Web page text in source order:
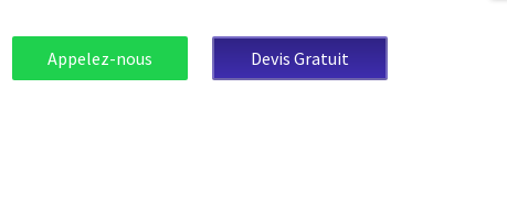
Devis Gratuit
Appelez-nous